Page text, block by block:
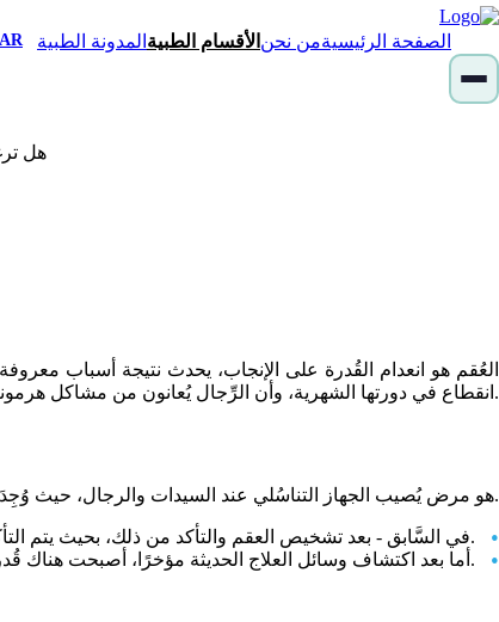
الصفحة الرئيسيةمن نحن الأقسام الطبية المدونة الطبية AR
هل
العُقم هو انعدام القُدرة على الإنجاب، يحدث نتيجة أسباب
انقطاع في دورتها الشهرية، وأن الرِّجال يُعانون من مشاكل هرمونية تظهر أعراضها في قلَّة نمو الشعر، وضعف الوظيفة الجنسية، لذلك يُفضَّل التَّوجُّه إلى الطبيب في مرحلة مُبكِّرة لتلقِّي العلاج المناسب.
هو مرض يُصيب الجهاز التناسُلي عند السيدات والرجال، حيث وُجِدَ أن نسبة 15% من الأزواج بين مُختلف الأعمار من سن 15 عامًا، حتى سن 45 عامًا مُصابون بالعقم.
في السَّابق - بعد تشخيص العقم والتأكد من ذلك، بحيث يتم التأكد من عدم وجود فرصة للحمل دون استخدام أي من وسائل منع الحمل - كان يُطلق على المرأة أو الرجل في تلك الحالة لفظ عقيم.
أما بعد اكتشاف وسائل العلاج الحديثة مؤخرًا، أصبحت هناك قُدرة للكثيرين على الحمل والإنجاب.